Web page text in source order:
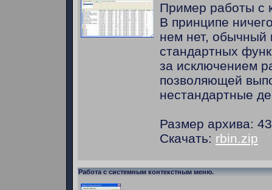
Пример работы с
В принципе
нем нет, обычный
стандартных
за исключением
позволяющей
нестандартные
Размер архива:
Скачать: rbin.zip
Работа с системным контекстным меню.